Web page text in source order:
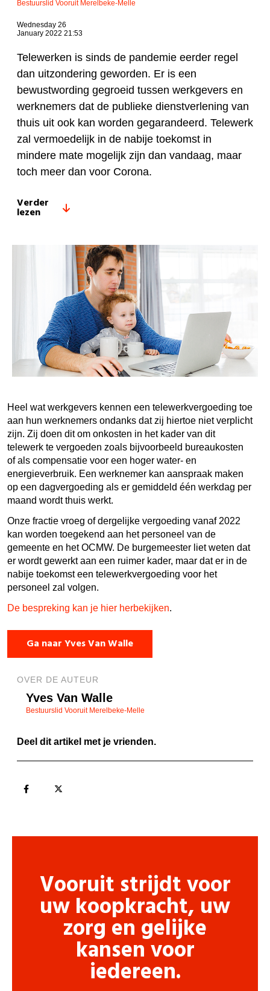
Bestuurslid Vooruit Merelbeke-Melle
Wednesday 26
January 2022 21:53
Telewerken is sinds de pandemie eerder regel
dan uitzondering geworden. Er is een
bewustwording gegroeid tussen werkgevers en
werknemers dat de publieke dienstverlening van
thuis uit ook kan worden gegarandeerd. Telewerk
zal vermoedelijk in de nabije toekomst in
mindere mate mogelijk zijn dan vandaag, maar
toch meer dan voor Corona.
Verder
lezen
Heel wat werkgevers kennen een telewerkvergoeding toe
aan hun werknemers ondanks dat zij hiertoe niet verplicht
zijn. Zij doen dit om onkosten in het kader van dit
telewerk te vergoeden zoals bijvoorbeeld bureaukosten
of als compensatie voor een hoger water- en
energieverbruik. Een werknemer kan aanspraak maken
op een dagvergoeding als er gemiddeld één werkdag per
maand wordt thuis werkt.
Onze fractie vroeg of dergelijke vergoeding vanaf 2022
kan worden toegekend aan het personeel van de
gemeente en het OCMW. De burgemeester liet weten dat
er wordt gewerkt aan een ruimer kader, maar dat er in de
nabije toekomst een telewerkvergoeding voor het
personeel zal volgen.
De bespreking kan je hier herbekijken.
Ga naar Yves Van Walle
OVER DE AUTEUR
Yves Van Walle
Bestuurslid Vooruit Merelbeke-Melle
Deel dit artikel met je vrienden.
Vooruit strijdt voor
uw koopkracht, uw
zorg en gelijke
kansen voor
iedereen.